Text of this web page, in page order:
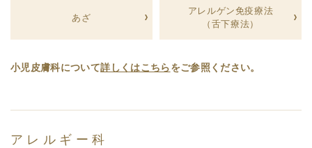
あざ
アレルゲン免疫療法
（舌下療法）
小児皮膚科について詳しくはこちら をご参照ください。
アレルギー科